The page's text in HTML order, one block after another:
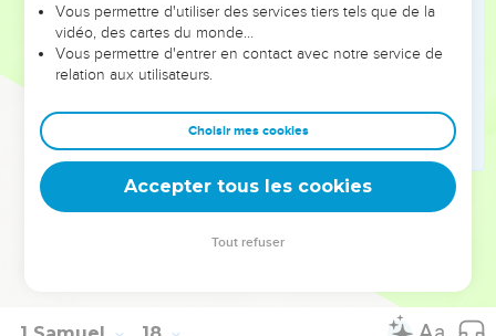
הַצָּבָ֔א בֶּן־מִי־זֶ֥ה הַנַּ֖עַר אַבְנֵ֑ר וַיֹּ֣אמֶר אַבְנֵ֔ר חֵֽי־נַפְשְׁךָ֥ הַמֶּ֖לֶךְ
אִם־יָדָֽעְתִּי׃
וַיֹּ֖אמֶר הַמֶּ֑לֶךְ שְׁאַ֣ל אַתָּ֔ה בֶּן־מִי־זֶ֖ה הָעָֽלֶם׃
שָׁא֑וּל וְרֹ֥אשׁ הַפְּלִשְׁתִּ֖י בְּיָדֽוֹ׃
וַיֹּ֤אמֶר אֵלָיו֙ שָׁא֔וּל בֶּן־מִ֥י אַתָּ֖ה הַנָּ֑עַר וַיֹּ֣אמֶר דָּוִ֔ד בֶּֽן־עַבְדְּךָ֥ יִשַׁ֖י בֵּ֥ית
הַלַּחְמִֽי׃
Hébreu : © Westminster Leningrad Codex - tanach.us --- Grec : © 2010 by the
Vous permettre d'utiliser des services tiers tels que de la
vidéo, des cartes du monde…
Vous permettre d'entrer en contact avec notre service de
relation aux utilisateurs.
Choisir mes cookies
Accepter tous les cookies
Tout refuser